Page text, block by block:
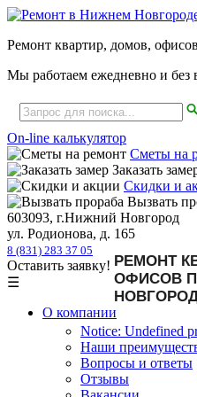
Ремонт квартир, домов,
Мы работаем ежедневно и без
On-line калькулятор
Сметы на
Заказать
Скидки и
Вызвать
603093, г.Нижний Новгород
ул. Родионова, д. 165
8 (831) 283 37 05
Оставить заявку!
☰
О компании
Notice: Undefined
Наши
Вопросы и ответы
Отзывы
РЕМОНТ
ОФИСОВ